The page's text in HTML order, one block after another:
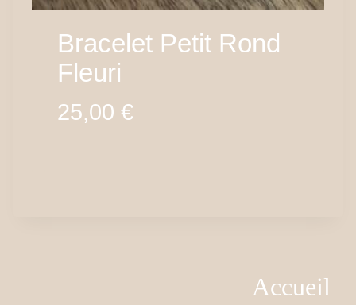
Bracelet Petit Rond
Fleuri
25,00 €
Accueil